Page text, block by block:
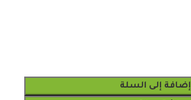
إضافة إلى السلة